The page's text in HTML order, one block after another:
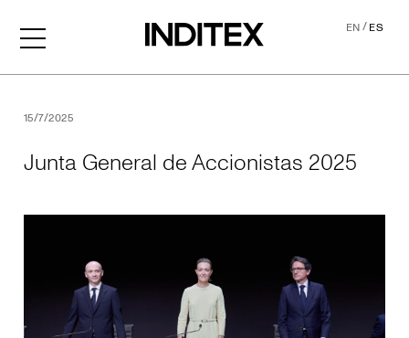
EN/ES
15/7/2025
Junta General de Accionistas 2025